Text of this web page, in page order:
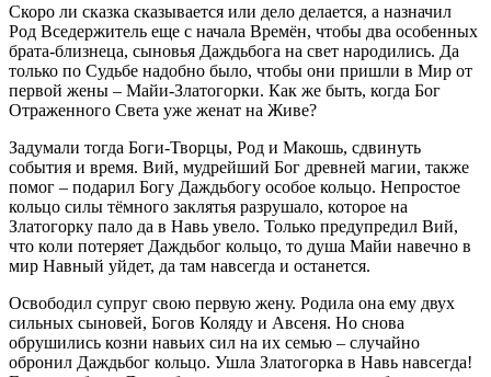
Скоро ли сказка сказывается или дело делается, а назначил
Род Вседержитель еще с начала Времён, чтобы два особенных
брата-близнеца, сыновья Даждьбога на свет народились. Да
только по Судьбе надобно было, чтобы они пришли в Мир от
первой жены – Майи-Златогорки. Как же быть, когда Бог
Отраженного Света уже женат на Живе?
Задумали тогда Боги-Творцы, Род и Макошь, сдвинуть
события и время. Вий, мудрейший Бог древней магии, также
помог – подарил Богу Даждьбогу особое кольцо. Непростое
кольцо силы тёмного заклятья разрушало, которое на
Златогорку пало да в Навь увело. Только предупредил Вий,
что коли потеряет Даждьбог кольцо, то душа Майи навечно в
мир Навный уйдет, да там навсегда и останется.
Освободил супруг свою первую жену. Родила она ему двух
сильных сыновей, Богов Коляду и Авсеня. Но снова
обрушились козни навьих сил на их семью – случайно
обронил Даждьбог кольцо. Ушла Златогорка в Навь навсегда!